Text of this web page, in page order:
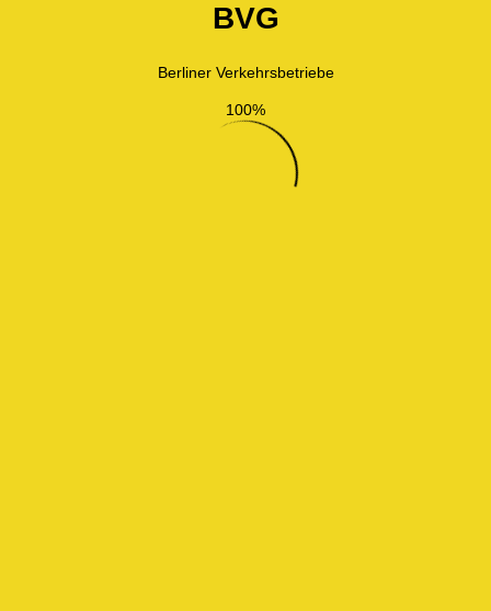
BVG
Berliner Verkehrsbetriebe
100%